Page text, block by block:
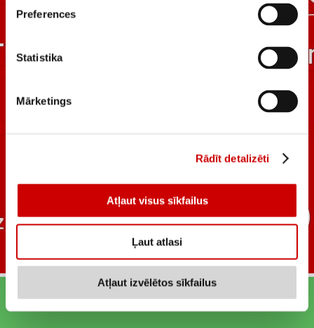
Preferences
Statistika
Mārketings
Rādīt detalizēti
Atļaut visus sīkfailus
Ļaut atlasi
Atļaut izvēlētos sīkfailus